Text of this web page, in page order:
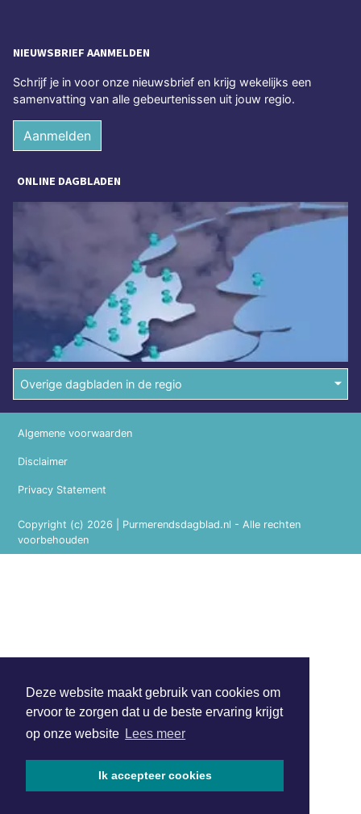
Deze website maakt gebruik van cookies om
ervoor te zorgen dat u de beste ervaring krijgt
op onze website Lees meer
Ik accepteer cookies
NIEUWSBRIEF AANMELDEN
Schrijf je in voor onze nieuwsbrief en krijg wekelijks een
samenvatting van alle gebeurtenissen uit jouw regio.
Aanmelden
ONLINE DAGBLADEN
Overige dagbladen in de regio
Copyright (c) 2026 | Purmerendsdagblad.nl - Alle rechten
voorbehouden
Algemene voorwaarden
Disclaimer
Privacy Statement